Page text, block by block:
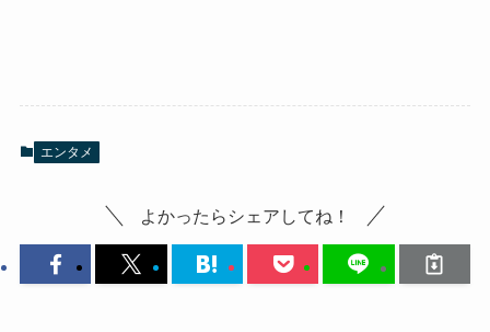
エンタメ
よかったらシェアしてね！